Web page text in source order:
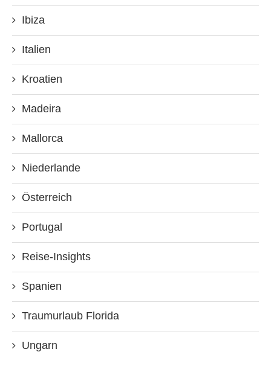
Ibiza
Italien
Kroatien
Madeira
Mallorca
Niederlande
Österreich
Portugal
Reise-Insights
Spanien
Traumurlaub Florida
Ungarn